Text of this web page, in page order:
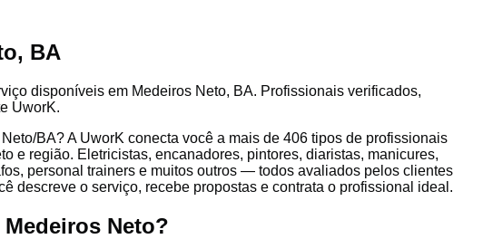
BA
disponíveis em Medeiros Neto, BA. Profissionais verificados,
UworK.
BA? A UworK conecta você a mais de 406 tipos de profissionais
e região. Eletricistas, encanadores, pintores, diaristas, manicures,
personal trainers e muitos outros — todos avaliados pelos clientes
descreve o serviço, recebe propostas e contrata o profissional ideal.
Neto?